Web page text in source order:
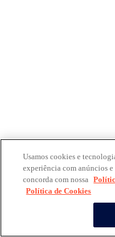
Usamos cookies e
experiência com anúncios
concorda com nossa
Política de Cookies